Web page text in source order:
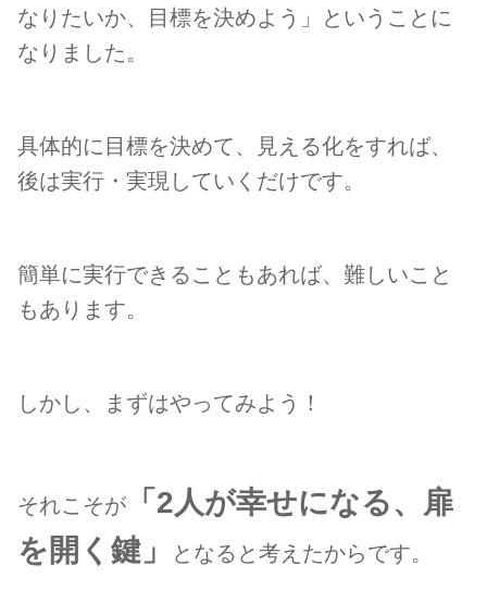
なりたいか、目標を決めよう」ということに
なりました。
具体的に目標を決めて、見える化をすれば、
後は実行・実現していくだけです。
簡単に実行できることもあれば、難しいこと
もあります。
しかし、まずはやってみよう！
それこそが
「2人が幸せになる、扉
を開く鍵」
となると考えたからです。